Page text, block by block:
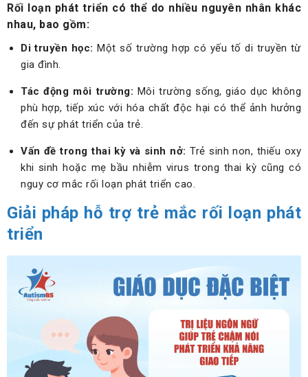
Rối loạn phát triển có thể do nhiều nguyên nhân khác
nhau, bao gồm:
Di truyền học:Một số trường hợp có yếu tố di truyền từ
gia đình.
Tác động môi trường: Môi trường sống, giáo dục không
phù hợp, tiếp xúc với hóa chất độc hại có thể ảnh hưởng
đến sự phát triển của trẻ.
Vấn đề trong thai kỳ và sinh nở:Trẻ sinh non, thiếu oxy
khi sinh hoặc mẹ bầu nhiễm virus trong thai kỳ cũng có
nguy cơ mắc rối loạn phát triển cao.
Giải pháp hỗ trợ trẻ mắc rối loạn phát
triển